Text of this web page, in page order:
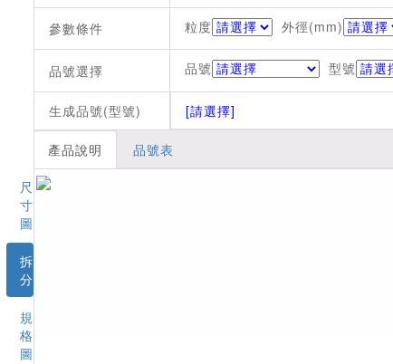
參數條件 粒度 外徑(mm)
品號選擇 品號 型號
生成品號(型號) [請選擇]
產品說明 品號表
尺
寸
圖
拆
分
規
格
圖